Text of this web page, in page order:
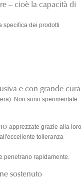
– cioè la capacità di
specifica dei prodotti
e con grande cura
Non sono sperimentate
apprezzate grazie alla loro
tolleranza
penetrano rapidamente.
sostenuto